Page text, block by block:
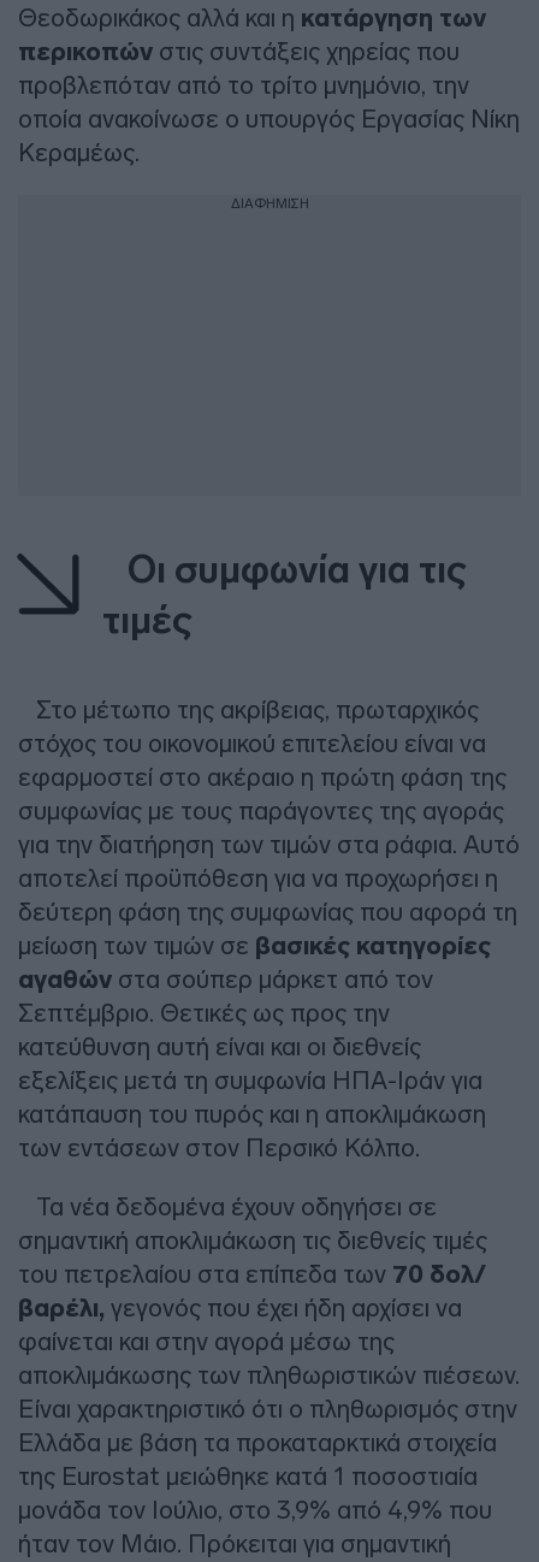
Θεοδωρικάκος αλλά και η κατάργηση των
περικοπών στις συντάξεις χηρείας που
προβλεπόταν από το τρίτο μνημόνιο, την
οποία ανακοίνωσε ο υπουργός Εργασίας Νίκη
Κεραμέως.
ΔΙΑΦΗΜΙΣΗ
Οι συμφωνία για τις
τιμές
Στο μέτωπο της ακρίβειας, πρωταρχικός
στόχος του οικονομικού επιτελείου είναι να
εφαρμοστεί στο ακέραιο η πρώτη φάση της
συμφωνίας με τους παράγοντες της αγοράς
για την διατήρηση των τιμών στα ράφια. Αυτό
αποτελεί προϋπόθεση για να προχωρήσει η
δεύτερη φάση της συμφωνίας που αφορά τη
μείωση των τιμών σε βασικές κατηγορίες
αγαθών στα σούπερ μάρκετ από τον
Σεπτέμβριο. Θετικές ως προς την
κατεύθυνση αυτή είναι και οι διεθνείς
εξελίξεις μετά τη συμφωνία ΗΠΑ-Ιράν για
κατάπαυση του πυρός και η αποκλιμάκωση
των εντάσεων στον Περσικό Κόλπο.
Τα νέα δεδομένα έχουν οδηγήσει σε
σημαντική αποκλιμάκωση τις διεθνείς τιμές
του πετρελαίου στα επίπεδα των 70 δολ/
βαρέλι, γεγονός που έχει ήδη αρχίσει να
φαίνεται και στην αγορά μέσω της
αποκλιμάκωσης των πληθωριστικών πιέσεων.
Είναι χαρακτηριστικό ότι ο πληθωρισμός στην
Ελλάδα με βάση τα προκαταρκτικά στοιχεία
της Eurostat μειώθηκε κατά 1 ποσοστιαία
μονάδα τον Ιούλιο, στο 3,9% από 4,9% που
ήταν τον Μάιο. Πρόκειται για σημαντική